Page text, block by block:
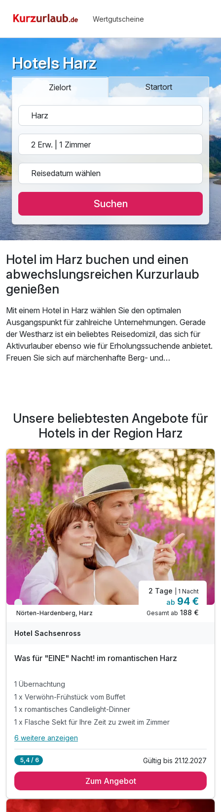
Wertgutscheine
Hotels Harz
Zielort Startort
Suchen
Hotel im Harz buchen und einen
abwechslungsreichen Kurzurlaub
genießen
Mit einem Hotel in Harz wählen Sie den optimalen
Ausgangspunkt für zahlreiche Unternehmungen. Gerade
der Westharz ist ein beliebtes Reisedomizil, das sich für
Aktivurlauber ebenso wie für Erholungssuchende anbietet.
Freuen Sie sich auf märchenhafte Berg- und
Goslar ist eine der bekanntesten Städte im Harz und für
alle, die sich gerne auf die Spuren der Vergangenheit
begeben, ein hervorragendes Ausflugsziel. Am besten
buchen Sie gleich in Goslar IhrHotel im Harz, sodass Sie
von hier aus zu Fuß die schöne Stadt erkunden können.
Von über 1.000 Jahren Stadtgeschichte erzählt Goslar,
heute immer noch vielfältig sichtbar in engen Gassen, alten
Fachwerkhäusern und eindrucksvollen Kirchen und
Bauwerken. Auch die Kaiserpfalz aus dem 11. Jahrhundert
versetzt Sie im Handumdrehen in eine längst vergangene
Zeit und lässt Sie aus dem Alltag entfliehen.
Unsere beliebtesten Angebote für
Hotels in der Region Harz
Viele Termine frei
Nörten-Hardenberg, Harz
2 Tage | 1 Nacht
ab 94 €
Gesamt ab 188 €
Hotel Sachsenross
Was für "EINE" Nacht! im romantischen Harz
1 Übernachtung
1 x Verwöhn-Frühstück vom Buffet
1 x romantisches Candlelight-Dinner
1 x Flasche Sekt für Ihre Zeit zu zweit im Zimmer
Alle Inklusivleistungen
1 x Verwöhn-Frühstück vom Buffet
1 x Flasche Sekt für Ihre Zeit zu zweit im Zimmer
6 weitere anzeigen
5,4 / 6 Gültig bis 21.12.2027
Zum Angebot